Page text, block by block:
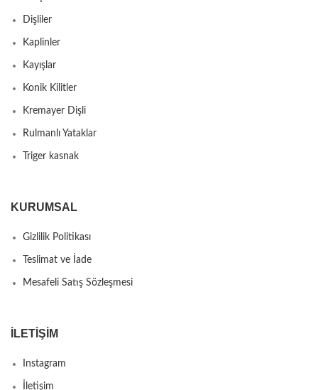
Dişliler
Kaplinler
Kayışlar
Konik Kilitler
Kremayer Dişli
Rulmanlı Yataklar
Triger kasnak
KURUMSAL
Gizlilik Politikası
Teslimat ve İade
Mesafeli Satış Sözleşmesi
İLETIŞIM
Instagram
İletişim